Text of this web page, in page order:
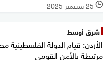
l 25 سبتمبر 2025
شرق أوسط
الأردن: قيام الدولة الفلسطينية
مرتبطة بالأمن القومي